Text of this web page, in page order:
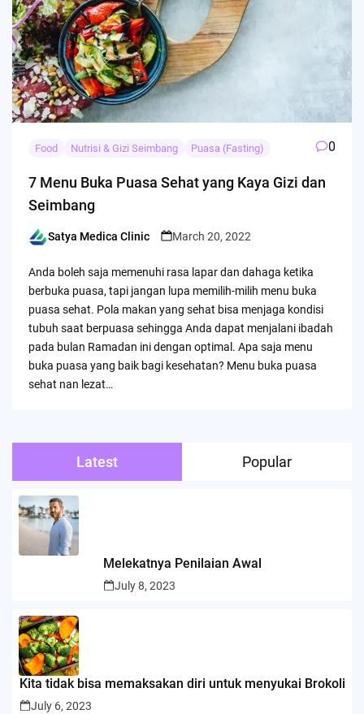
Food Nutrisi & Gizi Seimbang Puasa (Fasting) 0
7 Menu Buka Puasa Sehat yang Kaya Gizi dan
Seimbang
Posted
Satya Medica Clinic March 20, 2022
Anda boleh saja memenuhi rasa lapar dan dahaga ketika
berbuka puasa, tapi jangan lupa memilih-milih menu buka
puasa sehat. Pola makan yang sehat bisa menjaga kondisi
tubuh saat berpuasa sehingga Anda dapat menjalani ibadah
pada bulan Ramadan ini dengan optimal. Apa saja menu
buka puasa yang baik bagi kesehatan? Menu buka puasa
sehat nan lezat…
Latest Popular
Melekatnya Penilaian Awal
July 8, 2023
Kita tidak bisa memaksakan diri untuk menyukai Brokoli
July 6, 2023